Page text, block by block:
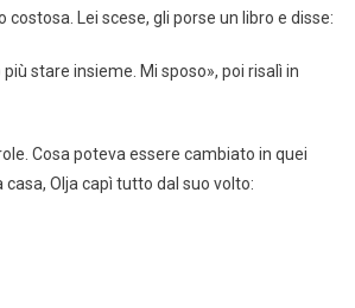
costosa. Lei scese, gli porse un libro e disse:
stare insieme. Mi sposo», poi risalì in
Cosa poteva essere cambiato in quei
Olja capì tutto dal suo volto: